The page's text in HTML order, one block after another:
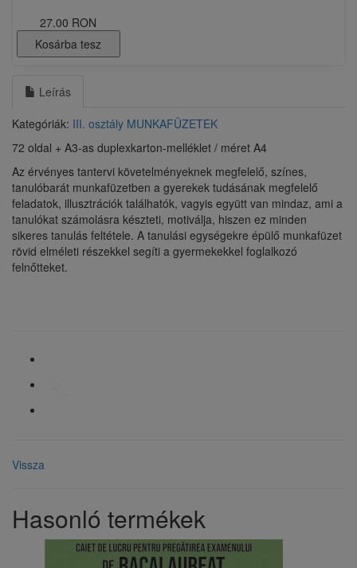
27.00 RON
Kosárba tesz
Leírás
Kategóriák: III. osztály MUNKAFÜZETEK
72 oldal + A3-as duplexkarton-melléklet / méret A4
Az érvényes tantervi követelményeknek megfelelő, színes,
tanulóbarát munkafüzetben a gyerekek tudásának megfelelő
feladatok, illusztrációk találhatók, vagyis együtt van mindaz, ami a
tanulókat számolásra készteti, motiválja, hiszen ez minden
sikeres tanulás feltétele. A tanulási egységekre épülő munkafüzet
rövid elméleti részekkel segíti a gyermekekkel foglalkozó
felnőtteket.
Vissza
Hasonló termékek